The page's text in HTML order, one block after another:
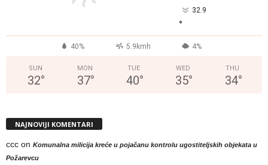
32.9
°
40% 5.9kmh 4%
SUN
32°
MON
37°
TUE
40°
WED
35°
THU
34°
NAJNOVIJI KOMENTARI
ccc on Komunalna milicija kreće u pojačanu kontrolu ugostiteljskih objekata u
Požarevcu